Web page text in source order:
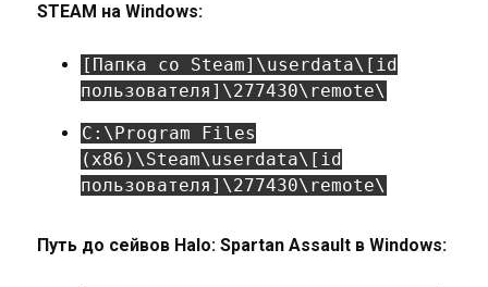
STEAM на Windows:
[Папка со Steam]\userdata\[id
пользователя]\277430\remote\
C:\Program Files
(x86)\Steam\userdata\[id
пользователя]\277430\remote\
Путь до сейвов Halo: Spartan Assault в Windows: